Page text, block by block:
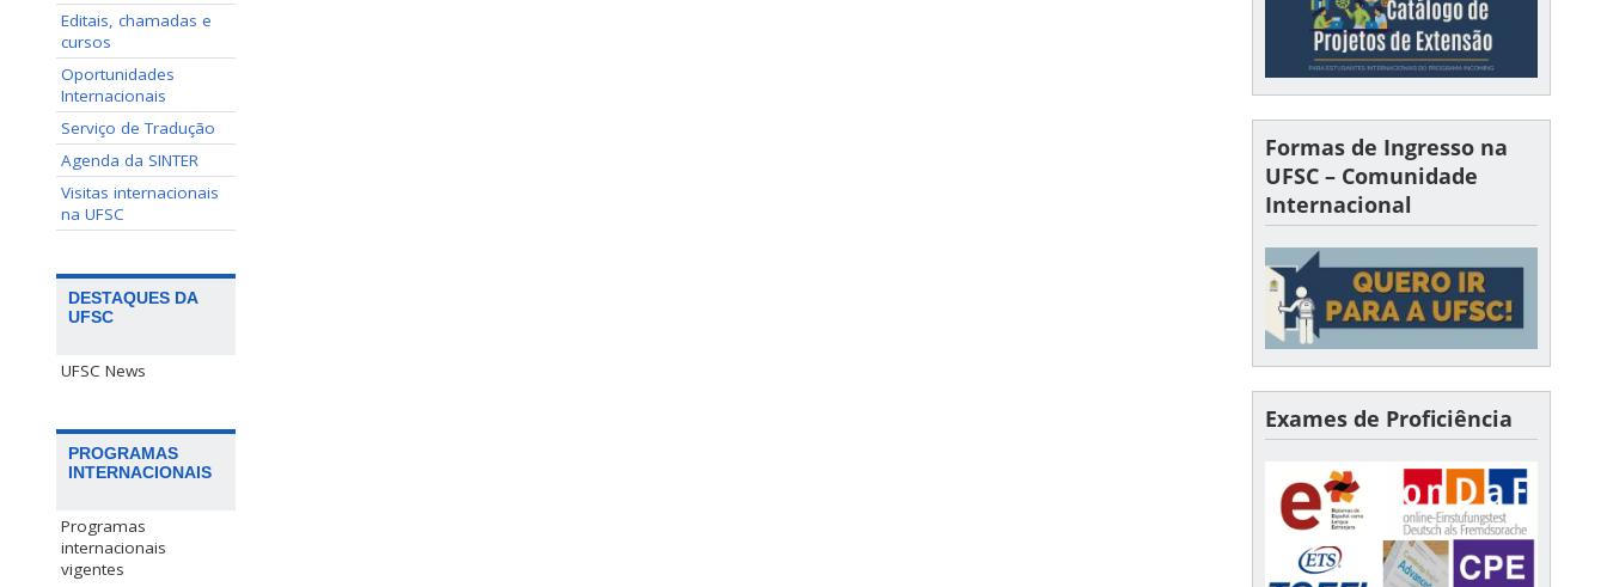
Editais, chamadas e
cursos
Oportunidades
Internacionais
Serviço de Tradução
Agenda da SINTER
Visitas internacionais
na UFSC
DESTAQUES DA
UFSC
UFSC News
PROGRAMAS
INTERNACIONAIS
Programas
internacionais
vigentes
Formas de Ingresso na
UFSC – Comunidade
Internacional
Exames de Proficiência